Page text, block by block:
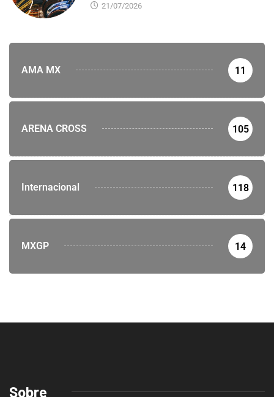
21/07/2026
AMA MX 11
ARENA CROSS 105
Internacional 118
MXGP 14
Sobre